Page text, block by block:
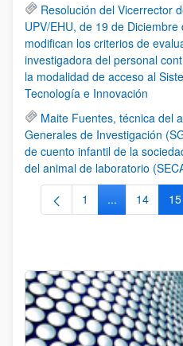
Resolución del Vicerrector
UPV/EHU, de 19 de
modifican los criterios de
investigadora del personal
la modalidad de acceso al
Tecnología e Innovación
Maite Fuentes, técnica del
Generales de Investigación
de cuento infantil de la
del animal de laboratorio
Página
1 ...PáginasPágina
14 15